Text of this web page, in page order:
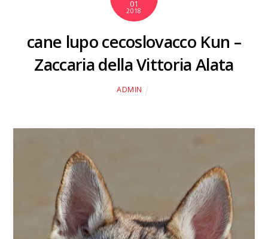
01
2018
cane lupo cecoslovacco Kun –
Zaccaria della Vittoria Alata
ADMIN